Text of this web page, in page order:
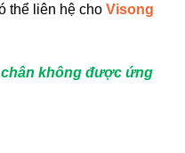
thể liên hệ cho Visong
không được ứng